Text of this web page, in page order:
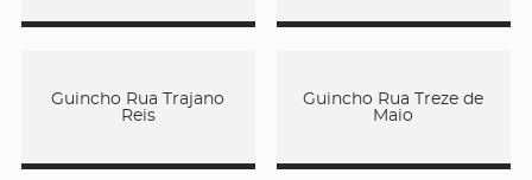
Guincho Rua Trajano
Reis
Guincho Rua Treze de
Maio